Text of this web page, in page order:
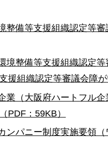
備等支援組織認定等審
整備等支援組織認定
援組織認定等審議会障
（大阪府ハートフル企
PDF：59KB）
パニー制度実施要領（